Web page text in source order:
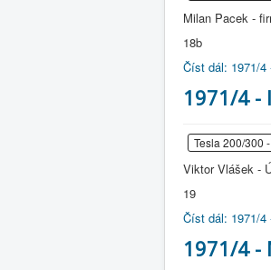
Milan Pacek -
18b
Číst dál: 1971/
1971/4 -
Tesla 200/300
Viktor Vlášek -
19
Číst dál: 1971/
1971/4 -